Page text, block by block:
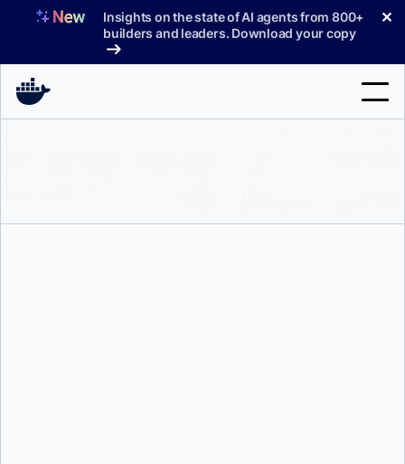
へ
Insights on the state of AI agents from 800+
builders and leaders. Download your copy
✕
サポート